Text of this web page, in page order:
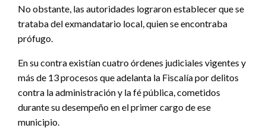
No obstante, las autoridades lograron establecer que se
trataba del exmandatario local, quien se encontraba
prófugo.
En su contra existían cuatro órdenes judiciales vigentes y
más de 13 procesos que adelanta la Fiscalía por delitos
contra la administración y la fé pública, cometidos
durante su desempeño en el primer cargo de ese
municipio.